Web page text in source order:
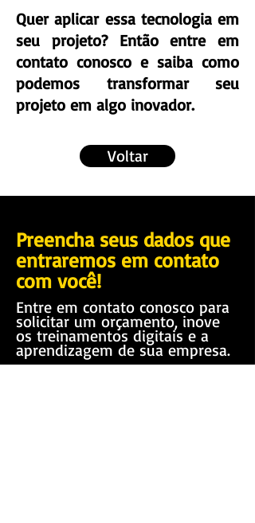
Quer aplicar essa tecnologia em
seu projeto? Então entre em
contato conosco e saiba como
podemos transformar seu
projeto em algo inovador.
Voltar
Preencha seus dados que
entraremos em contato
com você!
Entre em contato conosco para
solicitar um orçamento, inove
os treinamentos digitais e a
aprendizagem de sua empresa.